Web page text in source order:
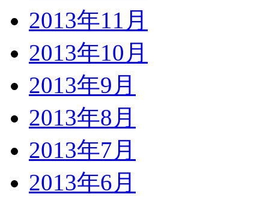
2013年11月
2013年10月
2013年9月
2013年8月
2013年7月
2013年6月